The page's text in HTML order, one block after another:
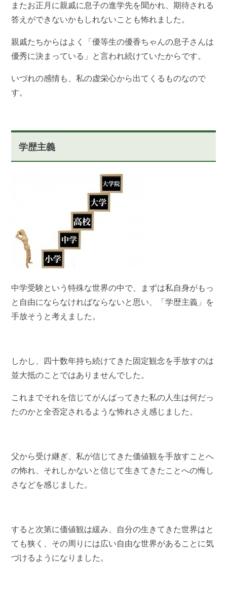
またお正月に親戚に息子の進学先を聞かれ、期待される
答えができないかもしれないことも怖れました。
親戚たちからはよく「優等生の優香ちゃんの息子さんは
優秀に決まっている」と言われ続けていたからです。
いづれの感情も、私の虚栄心から出てくるものなので
す。
学歴主義
中学受験という特殊な世界の中で、まずは私自身がもっ
と自由にならなければならないと思い、「学歴主義」を
手放そうと考えました。
しかし、四十数年持ち続けてきた固定観念を手放すのは
並大抵のことではありませんでした。
これまでそれを信じてがんばってきた私の人生は何だっ
たのかと全否定されるような怖れさえ感じました。
父から受け継ぎ、私が信じてきた価値観を手放すことへ
の怖れ、それしかないと信じて生きてきたことへの悔し
さなどを感じました。
すると次第に価値観は緩み、自分の生きてきた世界はと
ても狭く、その周りには広い自由な世界があることに気
づけるようになりました。